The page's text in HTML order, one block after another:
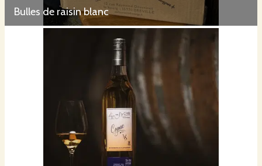
Bulles de raisin blanc